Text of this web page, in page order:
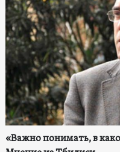
«Важно понимать, в